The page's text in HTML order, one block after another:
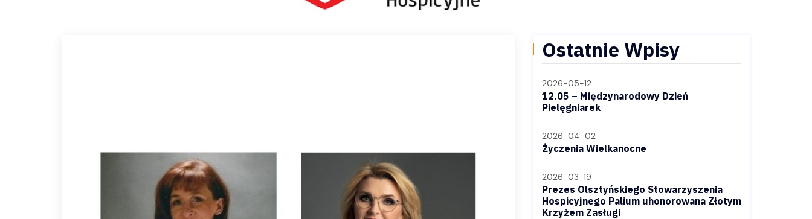
Ostatnie Wpisy
2026-05-12
12.05 – Międzynarodowy Dzień
Pielęgniarek
2026-04-02
Życzenia Wielkanocne
2026-03-19
Prezes Olsztyńskiego Stowarzyszenia
Hospicyjnego Palium uhonorowana Złotym
Krzyżem Zasługi